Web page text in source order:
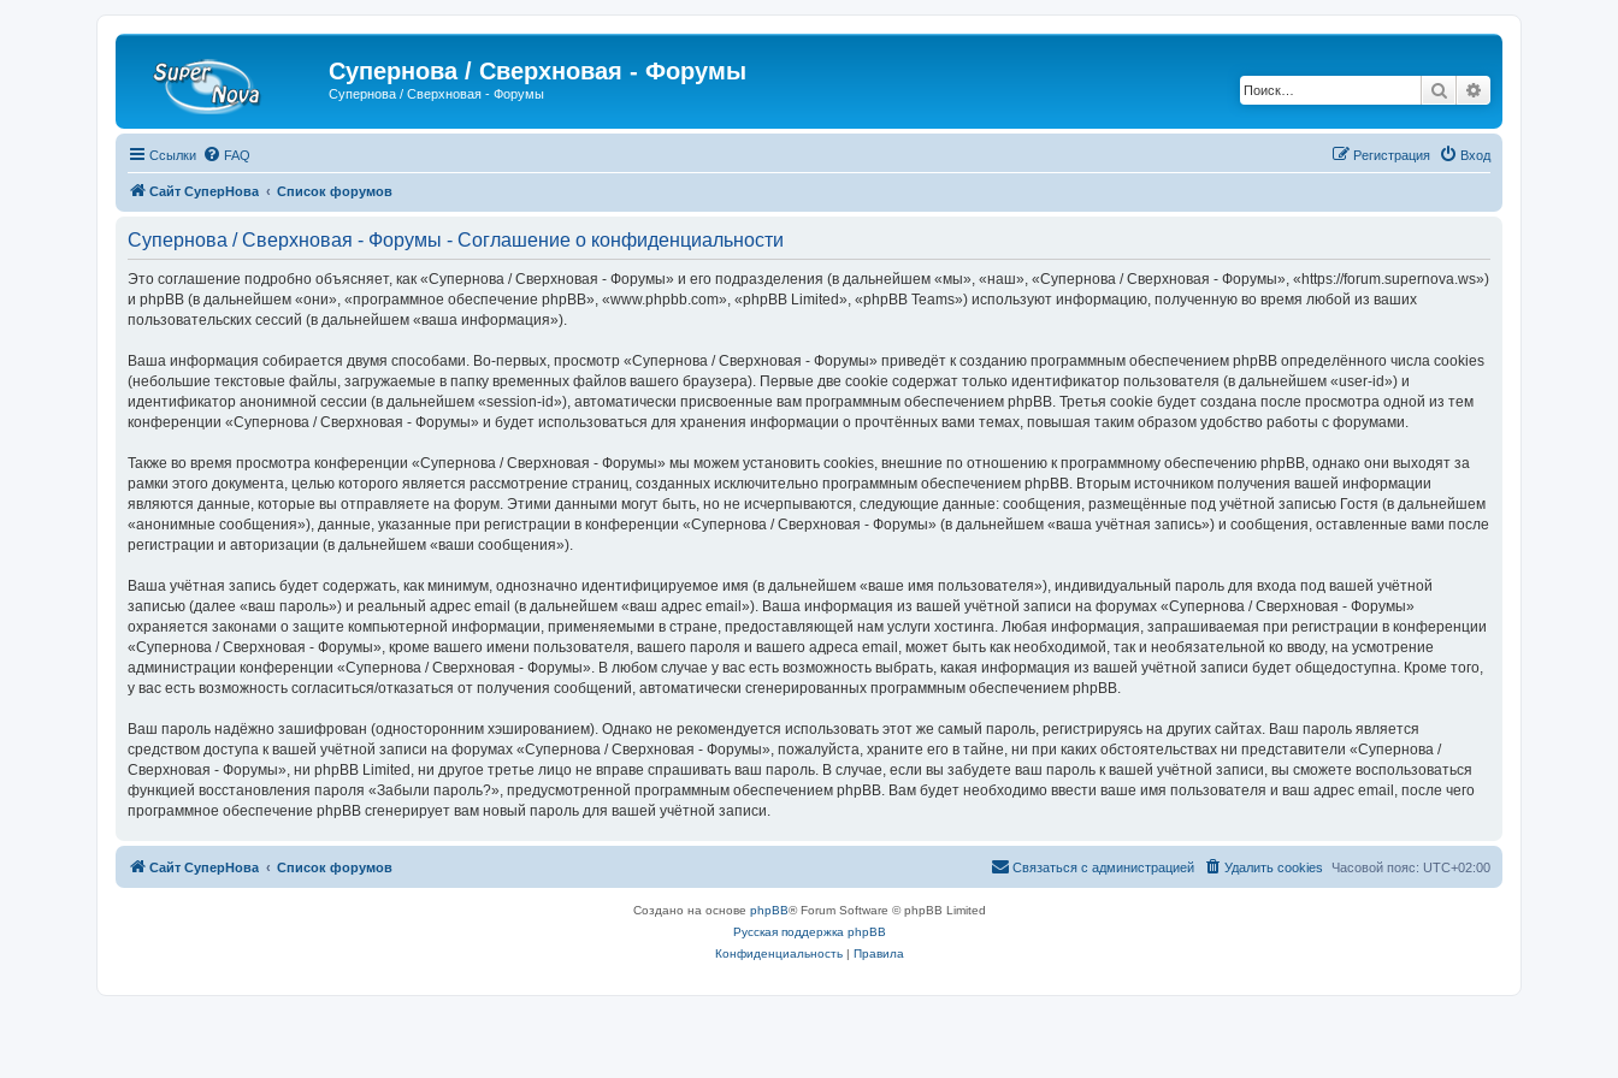
Супернова / Сверхновая - Форумы
Супернова / Сверхновая - Форумы Поиск
Ссылки FAQ Вход
Регистрация
Сайт СуперНова Список форумов
Супернова / Сверхновая - Форумы - Соглашение о конфиденциальности
Это соглашение подробно объясняет, как «Супернова / Сверхновая - Форумы» и его подразделения (в дальнейшем «мы», «наш», «Супернова / Сверхновая - Форумы», «https://forum.supernova.ws»)
и phpBB (в дальнейшем «они», «программное обеспечение phpBB», «www.phpbb.com», «phpBB Limited», «phpBB Teams») используют информацию, полученную во время любой из ваших
пользовательских сессий (в дальнейшем «ваша информация»).
Ваша информация собирается двумя способами. Во-первых, просмотр «Супернова / Сверхновая - Форумы» приведёт к созданию программным обеспечением phpBB определённого числа cookies
(небольшие текстовые файлы, загружаемые в папку временных файлов вашего браузера). Первые две cookie содержат только идентификатор пользователя (в дальнейшем «user-id») и
идентификатор анонимной сессии (в дальнейшем «session-id»), автоматически присвоенные вам программным обеспечением phpBB. Третья cookie будет создана после просмотра одной из тем
конференции «Супернова / Сверхновая - Форумы» и будет использоваться для хранения информации о прочтённых вами темах, повышая таким образом удобство работы с форумами.
Также во время просмотра конференции «Супернова / Сверхновая - Форумы» мы можем установить cookies, внешние по отношению к программному обеспечению phpBB, однако они выходят за
рамки этого документа, целью которого является рассмотрение страниц, созданных исключительно программным обеспечением phpBB. Вторым источником получения вашей информации
являются данные, которые вы отправляете на форум. Этими данными могут быть, но не исчерпываются, следующие данные: сообщения, размещённые под учётной записью Гостя (в дальнейшем
«анонимные сообщения»), данные, указанные при регистрации в конференции «Супернова / Сверхновая - Форумы» (в дальнейшем «ваша учётная запись») и сообщения, оставленные вами после
регистрации и авторизации (в дальнейшем «ваши сообщения»).
Ваша учётная запись будет содержать, как минимум, однозначно идентифицируемое имя (в дальнейшем «ваше имя пользователя»), индивидуальный пароль для входа под вашей учётной
записью (далее «ваш пароль») и реальный адрес email (в дальнейшем «ваш адрес email»). Ваша информация из вашей учётной записи на форумах «Супернова / Сверхновая - Форумы»
охраняется законами о защите компьютерной информации, применяемыми в стране, предоставляющей нам услуги хостинга. Любая информация, запрашиваемая при регистрации в конференции
«Супернова / Сверхновая - Форумы», кроме вашего имени пользователя, вашего пароля и вашего адреса email, может быть как необходимой, так и необязательной ко вводу, на усмотрение
администрации конференции «Супернова / Сверхновая - Форумы». В любом случае у вас есть возможность выбрать, какая информация из вашей учётной записи будет общедоступна. Кроме того,
у вас есть возможность согласиться/отказаться от получения сообщений, автоматически сгенерированных программным обеспечением phpBB.
Ваш пароль надёжно зашифрован (односторонним хэшированием). Однако не рекомендуется использовать этот же самый пароль, регистрируясь на других сайтах. Ваш пароль является
средством доступа к вашей учётной записи на форумах «Супернова / Сверхновая - Форумы», пожалуйста, храните его в тайне, ни при каких обстоятельствах ни представители «Супернова /
Сверхновая - Форумы», ни phpBB Limited, ни другое третье лицо не вправе спрашивать ваш пароль. В случае, если вы забудете ваш пароль к вашей учётной записи, вы сможете воспользоваться
функцией восстановления пароля «Забыли пароль?», предусмотренной программным обеспечением phpBB. Вам будет необходимо ввести ваше имя пользователя и ваш адрес email, после чего
программное обеспечение phpBB сгенерирует вам новый пароль для вашей учётной записи.
Сайт СуперНова Список форумов Часовой пояс: UTC+02:00
Удалить cookies
Связаться с администрацией
Создано на основе phpBB® Forum Software © phpBB Limited
Русская поддержка phpBB
Конфиденциальность| Правила